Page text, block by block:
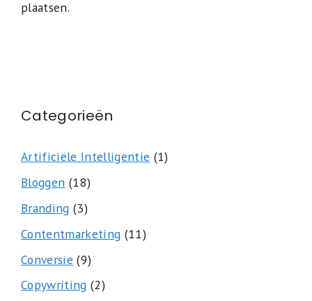
plaatsen.
Categorieën
Artificiële Intelligentie (1)
Bloggen (18)
Branding (3)
Contentmarketing (11)
Conversie (9)
Copywriting (2)